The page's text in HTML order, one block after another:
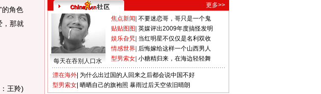
的角色
，那就
王羚)
更多>>
每天在吞别人口水
焦点新闻 不要迷恋哥，哥只是一个鬼
贴贴图图 英媒评出2009年度搞怪发明
娱乐旮旯 当红明星不仅仅是名利双收
情感世界 后悔嫁给这样一个山西男人
型男索女 小糖精归来，在海边轻轻舞
漂在海外 为什么出过国的人回来之后都会说中国不好
型男索女 晒晒自己的旗袍照 暴雨过后天空依旧晴朗